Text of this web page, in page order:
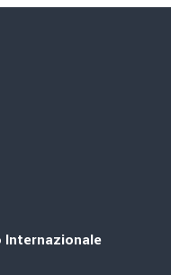
Internazionale